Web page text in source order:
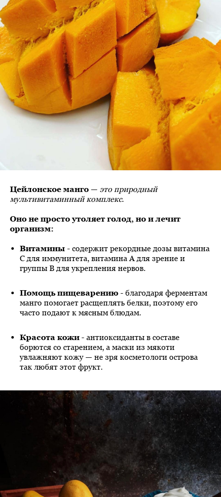
Цейлонское манго — это природный
мультивитаминный комплекс.
Оно не просто утоляет голод, но и лечит
организм:
Витамины - содержит рекордные дозы витамина
С для иммунитета, витамина А для зрение и
группы В для укрепления нервов.
Помощь пищеварению - благодаря ферментам
манго помогает расщеплять белки, поэтому его
часто подают к мясным блюдам.
Красота кожи - антиоксиданты в составе
борются со старением, а маски из мякоти
увлажняют кожу — не зря косметологи острова
так любят этот фрукт.